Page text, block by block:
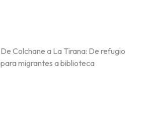
De Colchane a La Tirana: De refugio
para migrantes a biblioteca